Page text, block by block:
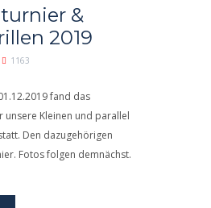
&
2019
1163
fand das
unsere Kleinen und parallel
Den dazugehörigen
Fotos folgen demnächst.